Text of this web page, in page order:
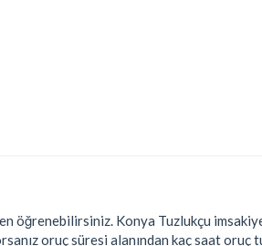
öğrenebilirsiniz. Konya Tuzlukçu
oruç süresi alanından kaç saat oruç